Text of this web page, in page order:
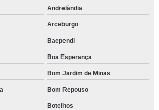
Andrelândia
Arceburgo
Baependi
Boa Esperança
Bom Jardim de Minas
Bom Repouso
Botelhos